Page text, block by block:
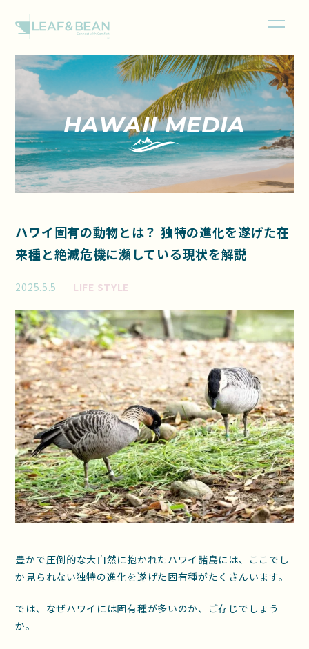
HAWAII MEDIA
ハワイ固有の動物とは？ 独特の進化を遂げた在
来種と絶滅危機に瀕している現状を解説
2025.5.5 LIFE STYLE
豊かで圧倒的な大自然に抱かれたハワイ諸島には、ここでし
か見られない独特の進化を遂げた固有種がたくさんいます。
では、なぜハワイには固有種が多いのか、ご存じでしょう
か。